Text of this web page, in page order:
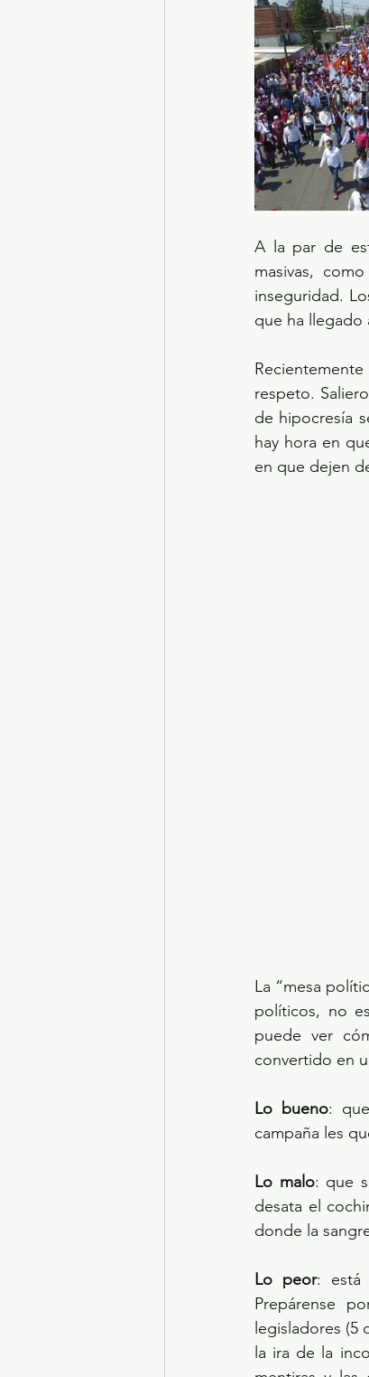
A la par de
masivas,
inseguridad.
que ha llegado
respeto.
de hipocresía
hay hora en
en que dejen
La “mesa
políticos, no
puede ver
convertido en
Lo bueno:
campaña les
Lo malo: que
desata el
donde la
Lo peor: está
Prepárense
legisladores (5
la ira de la